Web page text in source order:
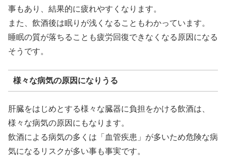
事もあり、結果的に疲れやすくなります。
また、飲酒後は眠りが浅くなることもわかっています。
睡眠の質が落ちることも疲労回復できなくなる原因になる
そうです。
様々な病気の原因になりうる
肝臓をはじめとする様々な臓器に負担をかける飲酒は、
様々な病気の原因にもなります。
飲酒による病気の多くは「血管疾患」が多いため危険な病
気になるリスクが多い事も事実です。